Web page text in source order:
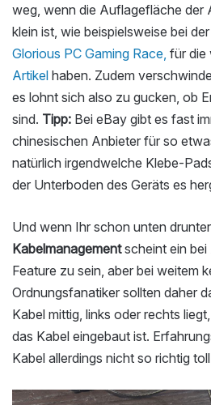
weg, wenn die Auflagefläche der
klein ist, wie beispielsweise bei
Glorious PC Gaming Race, für die
Artikel haben. Zudem
es lohnt sich also zu gucken, ob
sind. Tipp: Bei eBay gibt es fast
chinesischen Anbieter für so
natürlich irgendwelche Klebe-
der Unterboden des Geräts es
Und wenn Ihr schon unten
Kabelmanagementscheint ein bei
Feature zu sein, aber bei weitem
Ordnungsfanatiker sollten daher
Kabel mittig, links oder rechts
das Kabel eingebaut ist.
Kabel allerdings nicht so richtig